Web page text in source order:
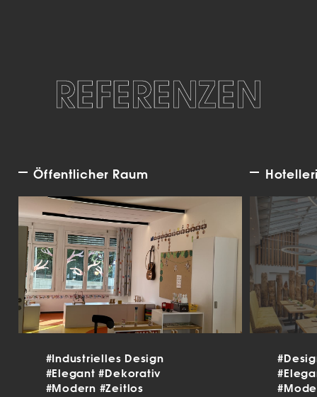
REFERENZEN
Öffentlicher Raum
#Industrielles Design
#Elegant#Dekorativ
#Modern #Zeitlos